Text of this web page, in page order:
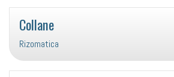
Collane
Rizomatica